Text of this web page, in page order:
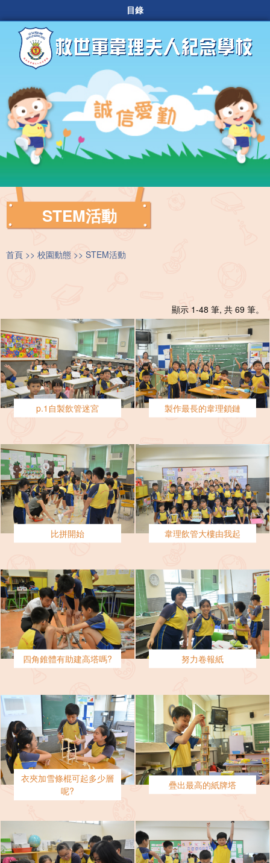
目錄
STEM活動
首頁 校園動態 STEM活動
顯示 1-48 筆, 共 69 筆。
p.1自製飲管迷宮 製作最長的韋理鎖鏈
比拼開始 韋理飲管大樓由我起
四角錐體有助建高塔嗎? 努力卷報紙
衣夾加雪條棍可起多少層
呢?
疊出最高的紙牌塔